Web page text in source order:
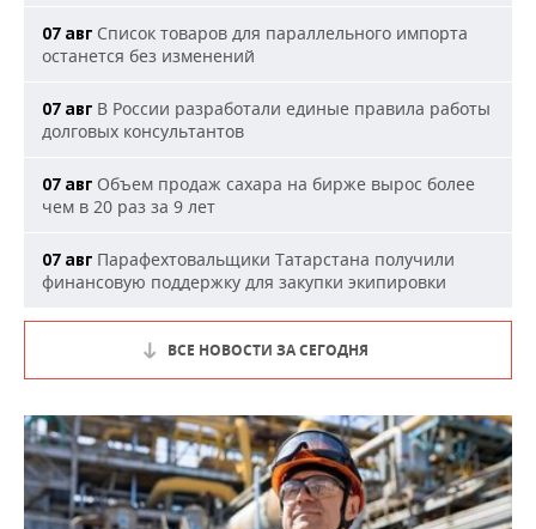
07 авг Список товаров для параллельного импорта
останется без изменений
07 авг В России разработали единые правила работы
долговых консультантов
07 авг Объем продаж сахара на бирже вырос более
чем в 20 раз за 9 лет
07 авг Парафехтовальщики Татарстана получили
финансовую поддержку для закупки экипировки
ВСЕ НОВОСТИ ЗА СЕГОДНЯ